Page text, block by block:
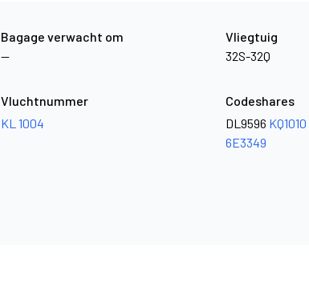
Bagage verwacht om
—
Vliegtuig
32S-32Q
Vluchtnummer
KL 1004
Codeshares
DL9596 KQ1010
6E3349